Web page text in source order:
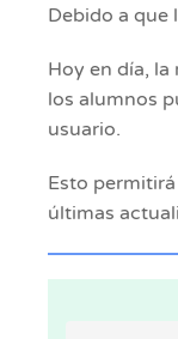
Debido a que
Hoy en día,
los alumnos
usuario.
Esto
últimas